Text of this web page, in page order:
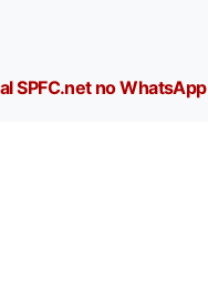
SPFC.net no WhatsApp